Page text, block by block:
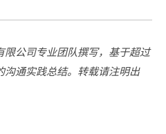
公司专业团队撰写，基于超过
沟通实践总结。转载请注明出